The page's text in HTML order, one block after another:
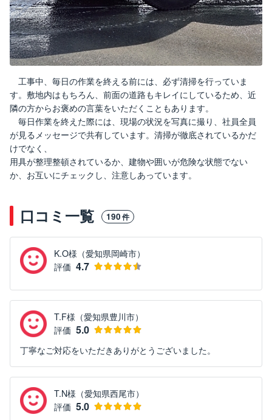
工事中、毎日の作業を終える前には、必ず清掃を行っていま
す。敷地内はもちろん、前面の道路もキレイにしているため、近
隣の方からお褒めの言葉をいただくこともあります。
毎日作業を終えた際には、現場の状況を写真に撮り、社員全員
が見るメッセージで共有しています。清掃が徹底されているかだ
けでなく、
用具が整理整頓されているか、建物や囲いが危険な状態でない
か、お互いにチェックし、注意しあっています。
口コミ一覧 190件
K.O様（愛知県岡崎市）
評価 4.7
T.F様（愛知県豊川市）
評価 5.0
丁寧なご対応をいただきありがとうございました。
T.N様（愛知県西尾市）
評価 5.0